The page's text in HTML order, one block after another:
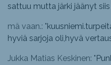
sattuu mutta järki jäänyt siis
mä vaan.: "
hyviä sarjoja oli,hyvä
Jukka Matias Keskinen: "